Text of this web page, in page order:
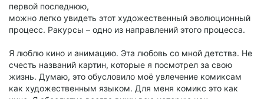
первой последнюю,
можно легко увидеть этот художественный эволюционный
процесс. Ракурсы – одно из направлений этого процесса.
Я люблю кино и анимацию. Эта любовь со мной детства. Не
счесть названий картин, которые я посмотрел за свою
жизнь. Думаю, это обусловило моё увлечение комиксам
как художественным языком. Для меня комикс это как